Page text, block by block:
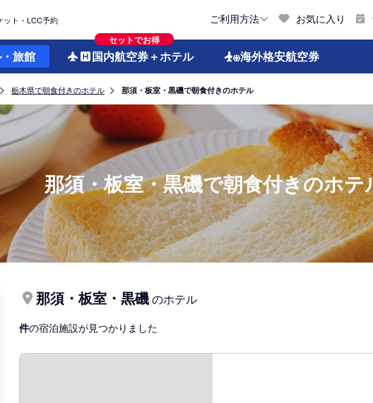
ット・LCC予約 ご利用方法 お気に入り
旅館
セットでお得
国内航空券＋ホテル 海外格安航空券
栃木県で朝食付きのホテル 那須・板室・黒磯で朝食付きのホテル
那須・板室・黒磯で朝食付きのホテ
那須・板室・黒磯のホテル
件の宿泊施設が見つかりました